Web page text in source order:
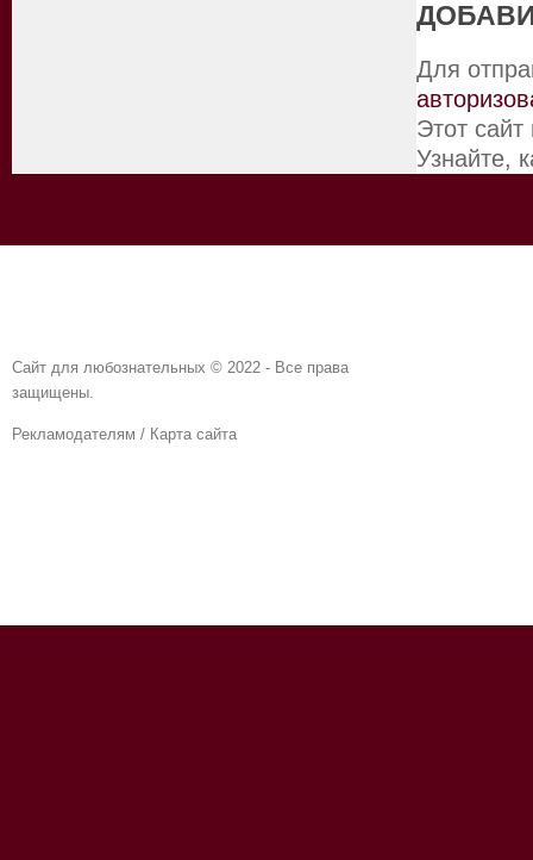
Для
Этот
Узнайте,
Сайт для любознательных © 2022 - Все права
защищены.
Рекламодателям / Карта сайта